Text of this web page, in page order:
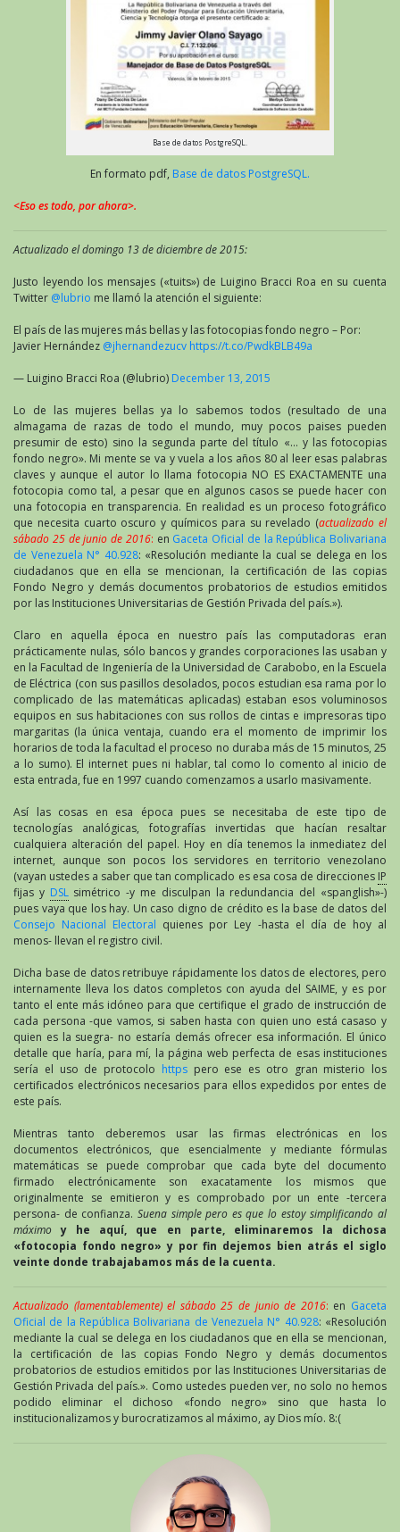
Base de datos PostgreSQL.
En formato pdf, Base de datos PostgreSQL.
<Eso es todo, por ahora>.
Actualizado el domingo 13 de diciembre de 2015:
Justo leyendo los mensajes («tuits») de Luigino Bracci Roa en su cuenta
Twitter @lubrio me llamó la atención el siguiente:
El país de las mujeres más bellas y las fotocopias fondo negro – Por:
Javier Hernández @jhernandezucv https://t.co/PwdkBLB49a
— Luigino Bracci Roa (@lubrio) December 13, 2015
Lo de las mujeres bellas ya lo sabemos todos (resultado de una
almagama de razas de todo el mundo, muy pocos paises pueden
presumir de esto) sino la segunda parte del título «… y las fotocopias
fondo negro». Mi mente se va y vuela a los años 80 al leer esas palabras
claves y aunque el autor lo llama fotocopia NO ES EXACTAMENTE una
fotocopia como tal, a pesar que en algunos casos se puede hacer con
una fotocopia en transparencia. En realidad es un proceso fotográfico
que necesita cuarto oscuro y químicos para su revelado (actualizado el
sábado 25 de junio de 2016: en Gaceta Oficial de la República Bolivariana
de Venezuela N° 40.928: «Resolución mediante la cual se delega en los
ciudadanos que en ella se mencionan, la certificación de las copias
Fondo Negro y demás documentos probatorios de estudios emitidos
por las Instituciones Universitarias de Gestión Privada del país.»).
Claro en aquella época en nuestro país las computadoras eran
prácticamente nulas, sólo bancos y grandes corporaciones las usaban y
en la Facultad de Ingeniería de la Universidad de Carabobo, en la Escuela
de Eléctrica (con sus pasillos desolados, pocos estudian esa rama por lo
complicado de las matemáticas aplicadas) estaban esos voluminosos
equipos en sus habitaciones con sus rollos de cintas e impresoras tipo
margaritas (la única ventaja, cuando era el momento de imprimir los
horarios de toda la facultad el proceso no duraba más de 15 minutos, 25
a lo sumo). El internet pues ni hablar, tal como lo comento al inicio de
esta entrada, fue en 1997 cuando comenzamos a usarlo masivamente.
Así las cosas en esa época pues se necesitaba de este tipo de
tecnologías analógicas, fotografías invertidas que hacían resaltar
cualquiera alteración del papel. Hoy en día tenemos la inmediatez del
internet, aunque son pocos los servidores en territorio venezolano
(vayan ustedes a saber que tan complicado es esa cosa de direcciones IP
fijas y DSLsimétrico -y me disculpan la redundancia del «spanglish»-)
pues vaya que los hay. Un caso digno de crédito es la base de datos del
Consejo Nacional Electoral quienes por Ley -hasta el día de hoy al
menos- llevan el registro civil.
Dicha base de datos retribuye rápidamente los datos de electores, pero
internamente lleva los datos completos con ayuda del SAIME, y es por
tanto el ente más idóneo para que certifique el grado de instrucción de
cada persona -que vamos, si saben hasta con quien uno está casaso y
quien es la suegra- no estaría demás ofrecer esa información. El único
detalle que haría, para mí, la página web perfecta de esas instituciones
sería el uso de protocolo httpspero ese es otro gran misterio los
certificados electrónicos necesarios para ellos expedidos por entes de
este país.
Mientras tanto deberemos usar las firmas electrónicas en los
documentos electrónicos, que esencialmente y mediante fórmulas
matemáticas se puede comprobar que cada byte del documento
firmado electrónicamente son exacatamente los mismos que
originalmente se emitieron y es comprobado por un ente -tercera
persona- de confianza. Suena simple pero es que lo estoy simplificando al
máximoy he aquí, que en parte, eliminaremos la dichosa
«fotocopia fondo negro» y por fin dejemos bien atrás el siglo
veinte donde trabajabamos más de la cuenta.
Actualizado (lamentablemente) el sábado 25 de junio de 2016: en Gaceta
Oficial de la República Bolivariana de Venezuela N° 40.928: «Resolución
mediante la cual se delega en los ciudadanos que en ella se mencionan,
la certificación de las copias Fondo Negro y demás documentos
probatorios de estudios emitidos por las Instituciones Universitarias de
Gestión Privada del país.». Como ustedes pueden ver, no solo no hemos
podido eliminar el dichoso «fondo negro» sino que hasta lo
institucionalizamos y burocratizamos al máximo, ay Dios mío. 8:(